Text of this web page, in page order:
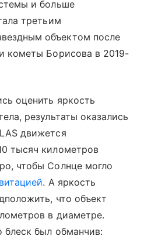
и больше
третьим
объектом после
кометы Борисова в 2019-
оценить яркость
результаты оказались
движется
тысяч километров
чтобы Солнце могло
. А яркость
что объект
в диаметре.
блеск был обманчив: